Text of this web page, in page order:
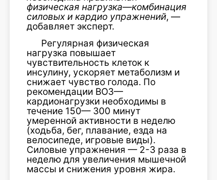
физическая нагрузка—комбинация
силовых и кардио упражнений, —
добавляет эксперт.
Регулярная физическая
нагрузка повышает
чувствительность клеток к
инсулину, ускоряет метаболизм и
снижает чувство голода. По
рекомендации ВОЗ—
кардионагрузки необходимы в
течение 150— 300 минут
умеренной активности в неделю
(ходьба, бег, плавание, езда на
велосипеде, игровые виды).
Силовые упражнения — 2-3 раза в
неделю для увеличения мышечной
массы и снижения уровня жира.